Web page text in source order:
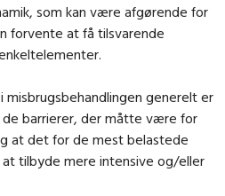
som kan være afgørende for
forvente at få tilsvarende
generelt er
barrierer, der måtte være for
at det for de mest belastede
tilbyde mere intensive og/eller